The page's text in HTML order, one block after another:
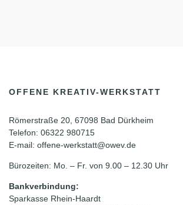
OFFENE KREATIV-WERKSTATT
Römerstraße 20, 67098 Bad Dürkheim
Telefon: 06322 980715
E-mail: offene-werkstatt@owev.de
Bürozeiten: Mo. – Fr. von 9.00 – 12.30 Uhr
Bankverbindung:
Sparkasse Rhein-Haardt